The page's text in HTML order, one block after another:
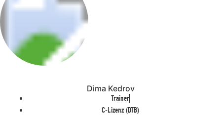
Dima Kedrov
Trainer
C-Lizenz (DTB)